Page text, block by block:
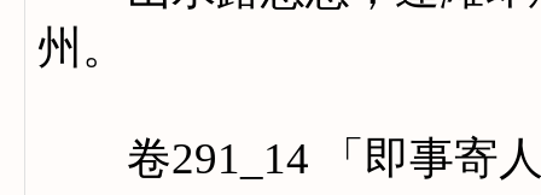
州。
卷291_14 「即事寄